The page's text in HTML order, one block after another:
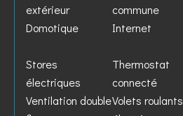
extérieur
commune
Domotique Internet
Stores
électriques
Thermostat
connecté
Ventilation doubleVolets roulants